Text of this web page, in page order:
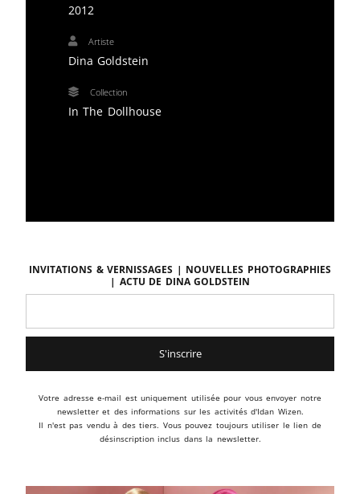
2012
Artiste
Dina Goldstein
Collection
In The Dollhouse
Invitations & vernissages | Nouvelles photographies
| Actu de DINA GOLDSTEIN
Votre adresse e-mail est uniquement utilisée pour vous envoyer notre
newsletter et des informations sur les activités d'Idan Wizen.
Il n'est pas vendu à des tiers. Vous pouvez toujours utiliser le lien de
désinscription inclus dans la newsletter.